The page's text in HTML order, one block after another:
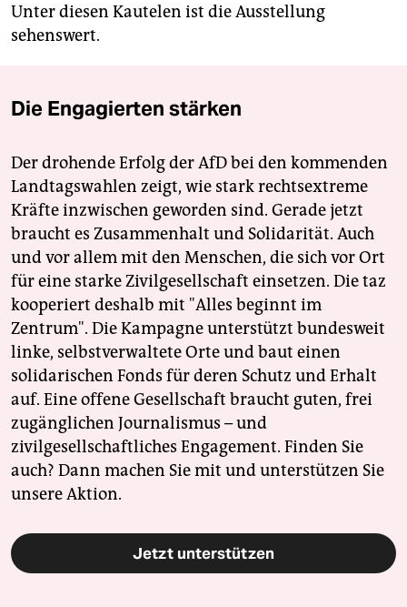
Unter diesen Kautelen ist die Ausstellung
sehenswert.
Die Engagierten stärken
Der drohende Erfolg der AfD bei den kommenden
Landtagswahlen zeigt, wie stark rechtsextreme
Kräfte inzwischen geworden sind. Gerade jetzt
braucht es Zusammenhalt und Solidarität. Auch
und vor allem mit den Menschen, die sich vor Ort
für eine starke Zivilgesellschaft einsetzen. Die taz
kooperiert deshalb mit "Alles beginnt im
Zentrum". Die Kampagne unterstützt bundesweit
linke, selbstverwaltete Orte und baut einen
solidarischen Fonds für deren Schutz und Erhalt
auf. Eine offene Gesellschaft braucht guten, frei
zugänglichen Journalismus – und
zivilgesellschaftliches Engagement. Finden Sie
auch? Dann machen Sie mit und unterstützen Sie
unsere Aktion.
Jetzt unterstützen